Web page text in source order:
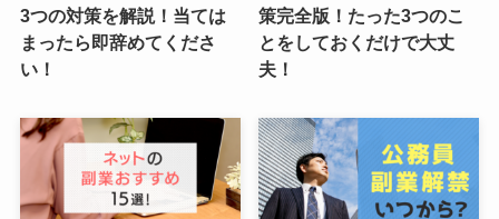
3つの対策を解説！当ては
まったら即辞めてくださ
い！
策完全版！たった3つのこ
とをしておくだけで大丈
夫！